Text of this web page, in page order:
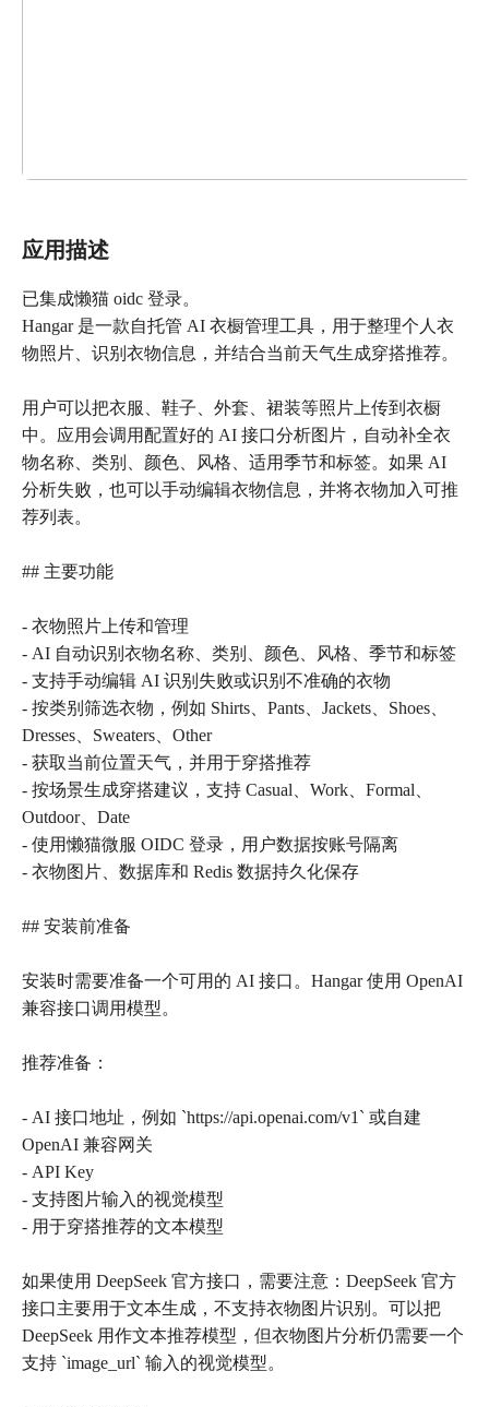
应用描述
已集成懒猫 oidc 登录。
Hangar 是一款自托管 AI 衣橱管理工具，用于整理个人衣
物照片、识别衣物信息，并结合当前天气生成穿搭推荐。
用户可以把衣服、鞋子、外套、裙装等照片上传到衣橱
中。应用会调用配置好的 AI 接口分析图片，自动补全衣
物名称、类别、颜色、风格、适用季节和标签。如果 AI
分析失败，也可以手动编辑衣物信息，并将衣物加入可推
荐列表。
## 主要功能
- 衣物照片上传和管理
- AI 自动识别衣物名称、类别、颜色、风格、季节和标签
- 支持手动编辑 AI 识别失败或识别不准确的衣物
- 按类别筛选衣物，例如 Shirts、Pants、Jackets、Shoes、
Dresses、Sweaters、Other
- 获取当前位置天气，并用于穿搭推荐
- 按场景生成穿搭建议，支持 Casual、Work、Formal、
Outdoor、Date
- 使用懒猫微服 OIDC 登录，用户数据按账号隔离
- 衣物图片、数据库和 Redis 数据持久化保存
## 安装前准备
安装时需要准备一个可用的 AI 接口。Hangar 使用 OpenAI
兼容接口调用模型。
推荐准备：
- AI 接口地址，例如 `https://api.openai.com/v1` 或自建
OpenAI 兼容网关
- API Key
- 支持图片输入的视觉模型
- 用于穿搭推荐的文本模型
如果使用 DeepSeek 官方接口，需要注意：DeepSeek 官方
接口主要用于文本生成，不支持衣物图片识别。可以把
DeepSeek 用作文本推荐模型，但衣物图片分析仍需要一个
支持 `image_url` 输入的视觉模型。